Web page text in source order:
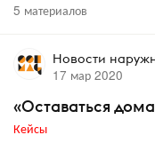
5 материалов
Новости
17 мар 2020
«Оставаться
Кейсы